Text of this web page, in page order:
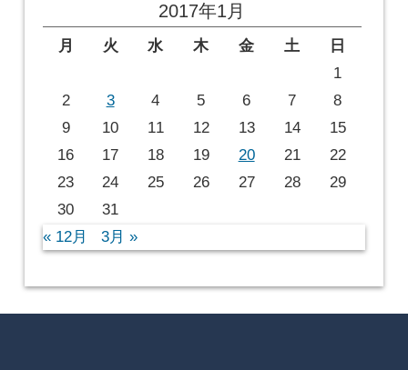
2017年1月
月 火 水 木 金 土
日
1
2
3 4 5 6 7
8
9
10 11 12 13 14
15
16
17 18 19 20 21
22
23
24 25 26 27 28
29
30
31
« 12月
3月 »